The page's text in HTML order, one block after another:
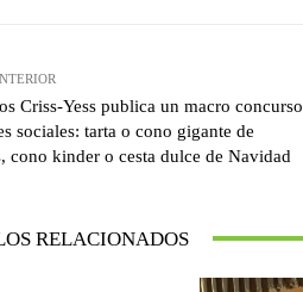
Criss-Yess publica un macro concurso
sociales: tarta o cono gigante de
cono kinder o cesta dulce de Navidad
RELACIONADOS